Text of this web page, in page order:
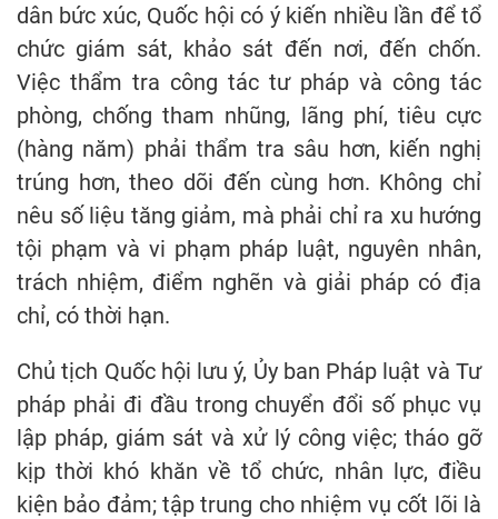
dân bức xúc, Quốc hội có ý kiến nhiều lần để tổ
chức giám sát, khảo sát đến nơi, đến chốn.
Việc thẩm tra công tác tư pháp và công tác
phòng, chống tham nhũng, lãng phí, tiêu cực
(hàng năm) phải thẩm tra sâu hơn, kiến nghị
trúng hơn, theo dõi đến cùng hơn. Không chỉ
nêu số liệu tăng giảm, mà phải chỉ ra xu hướng
tội phạm và vi phạm pháp luật, nguyên nhân,
trách nhiệm, điểm nghẽn và giải pháp có địa
chỉ, có thời hạn.
Chủ tịch Quốc hội lưu ý, Ủy ban Pháp luật và Tư
pháp phải đi đầu trong chuyển đổi số phục vụ
lập pháp, giám sát và xử lý công việc; tháo gỡ
kịp thời khó khăn về tổ chức, nhân lực, điều
kiện bảo đảm; tập trung cho nhiệm vụ cốt lõi là